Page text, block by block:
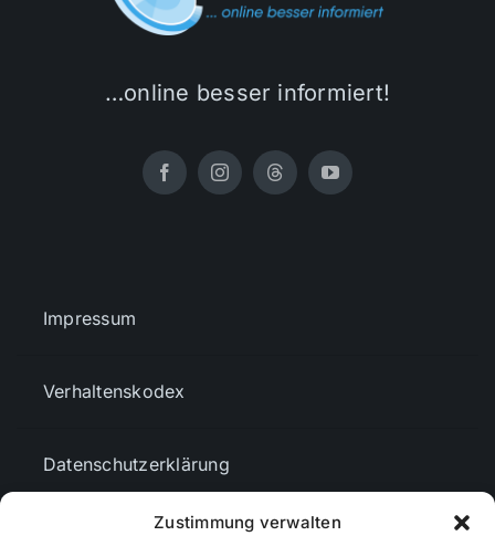
Zustimmung verwalten
…online besser informiert!
Impressum
Verhaltenskodex
Datenschutzerklärung